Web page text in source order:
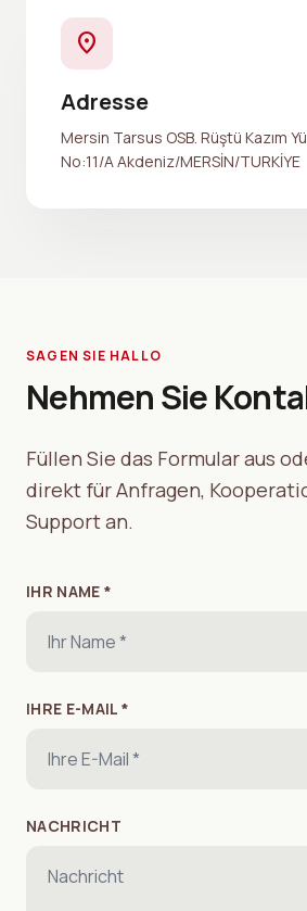
location_on
Adresse
Mersin Tarsus OSB. Rüştü Kazım
No:11/A Akdeniz/MERSİN/TURKİYE
SAGEN SIE HALLO
Nehmen Sie
Füllen Sie das Formular aus
direkt für Anfragen,
Support an.
IHR NAME *
IHRE E-MAIL *
NACHRICHT